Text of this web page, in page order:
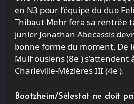
en N3 pour l’équipe du duo
Thibaut Mehr fera sa rentrée
junior Jonathan Abecassis
bonne forme du moment. De
Mulhousiens (8e ) s’attendent
Charleville-Mézières III (4e ).
Bootzheim/Sélestat ne doit